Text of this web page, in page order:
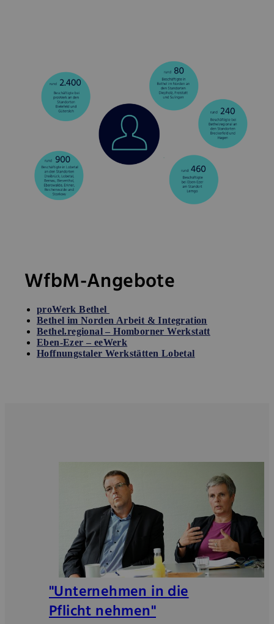
WfbM-Angebote
proWerk Bethel
Bethel im Norden Arbeit & Integration
Bethel.regional – Homborner Werkstatt
Eben-Ezer – eeWerk
Hoffnungstaler Werkstätten Lobetal
"Unternehmen in die
Pflicht nehmen"